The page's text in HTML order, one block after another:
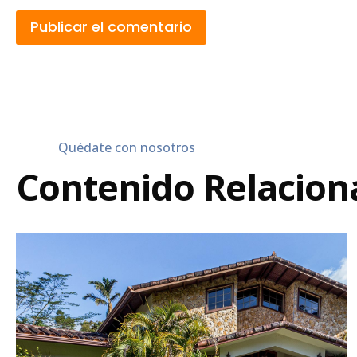
Quédate con nosotros
Contenido